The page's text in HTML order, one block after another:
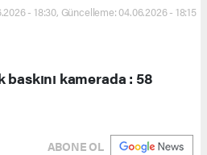
- 18:30, Güncelleme: 04.06.2026 - 18:15
kamerada : 58
ABONE OL